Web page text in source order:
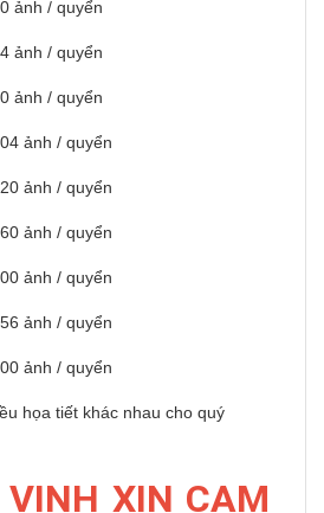
ảnh / quyển
ảnh / quyển
ảnh / quyển
ảnh / quyển
ảnh / quyển
ảnh / quyển
ảnh / quyển
ảnh / quyển
ảnh / quyển
họa tiết khác nhau cho quý
VỊNH XIN CAM